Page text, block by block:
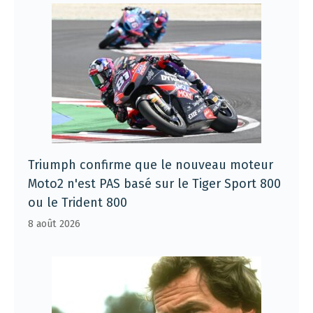
Triumph confirme que le nouveau moteur
Moto2 n'est PAS basé sur le Tiger Sport 800
ou le Trident 800
8 août 2026